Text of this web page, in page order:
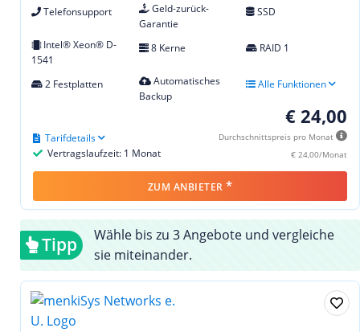
Telefonsupport
Geld-zurück-
Garantie
SSD
Intel® Xeon® D-
1541
8 Kerne RAID 1
2 Festplatten
Automatisches
Backup
Alle Funktionen
€ 24,00
Durchschnittspreis pro Monat
€ 24,00/Monat
Vertragslaufzeit: 1 Monat
Tarifdetails
ZUM ANBIETER *
Tipp
Wähle bis zu 3 Angebote und vergleiche
sie miteinander.